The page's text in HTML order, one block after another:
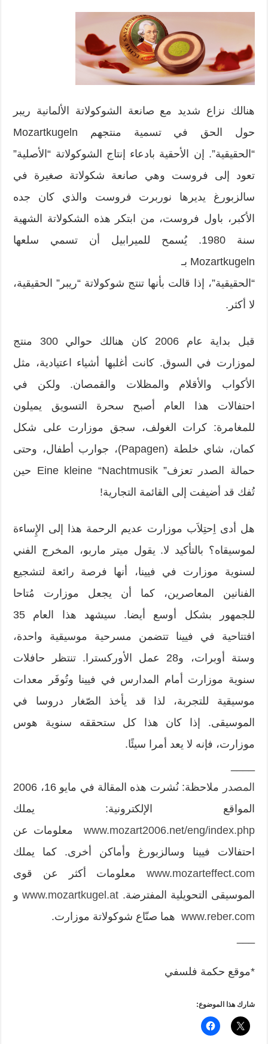
هنالك نزاع شديد مع صانعة الشوكولاتة الألمانية ريبر
حول الحق في تسمية منتجهم Mozartkugeln
“الحقيقية”. إن الأحقية بادعاء إنتاج الشوكولاتة “الأصلية”
تعود إلى فروست وهي صانعة شكولاتة صغيرة في
سالزبورغ يديرها نوربرت فروست والذي كان جده
الأكبر، باول فروست، من ابتكر هذه الشكولاتة الشهية
سنة 1980. يُسمح للميرابيل أن تسمي سلعها
Mozartkugeln بـ
“الحقيقية”، إذا قالت بأنها تنتج شوكولاتة “ریبر” الحقيقية،
لا أكثر.
قبل بدایة عام 2006 كان هنالك حوالي 300 منتج
لموزارت في السوق. كانت أغلبها أشياء اعتيادية، مثل
الأكواب والأقلام والمظلات والقمصان. ولكن في
احتفالات هذا العام أصبح سحرة التسويق يميلون
للمغامرة: كرات الغولف، سجق موزارت على شكل
كمان، شاي خلطة (Papagen)، جوارب أطفال، وحتى
حمالة الصدر تعزف” Eine kleine “Nachtmusik حين
تُفك قد أضيفت إلى القائمة التجارية!
هل أدى اِحتِلاَب موزارت عديم الرحمة هذا إلى الإِساءة
لموسيقاه؟ بالتأكيد لا. يقول ميتر ماربو، المخرج الفني
لسنوية موزارت في فيينا، أنها فرصة رائعة لتشجيع
الفنانين المعاصرين، كما أن يجعل موزارت مُتاحا
للجمهور بشكل أوسع أيضا. سيشهد هذا العام 35
افتتاحية في فيينا تتضمن مسرحية موسيقية واحدة،
وستة أوبرات، و28 عمل الأوركسترا. تنتظر حافلات
سنوية موزارت أمام المدارس في فيينا وتُوفَر معدات
موسيقية للتجربة، لذا قد يأخذ الصّغار دروسا في
الموسيقى. إذا كان هذا كل ستحققه سنوية هوس
موزارت، فإنه لا يعد أمرا سيئًا.
المصدر
ملاحظة: نُشرت هذه المقالة في مايو 16، 2006
المواقع الإلكترونية: يملك
www.mozart2006.net/eng/index.php معلومات عن
احتفالات فيينا وسالزبورغ وأماكن أخرى. كما يملك
www.mozarteffect.com معلومات أكثر عن قوى
الموسيقى التحويلية المفترضة. www.mozartkugel.atو
www.reber.com هما صنّاع شوكولاتة موزارت.
*موقع حكمة فلسفي
شارك هذا الموضوع: